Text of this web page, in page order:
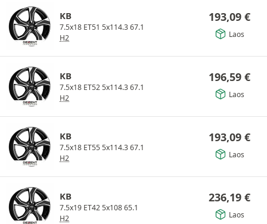
KB
7.5x18 ET51 5x114.3 67.1
H2
193,09 €
Laos
KB
7.5x18 ET52 5x114.3 67.1
H2
196,59 €
Laos
KB
7.5x18 ET55 5x114.3 67.1
H2
193,09 €
Laos
KB
7.5x19 ET42 5x108 65.1
H2
236,19 €
Laos